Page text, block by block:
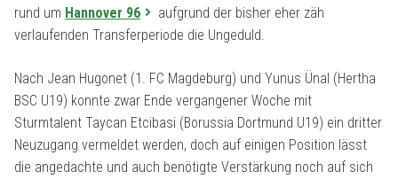
rund um Hannover 96
aufgrund der bisher eher zäh
verlaufenden Transferperiode die Ungeduld.
Nach Jean Hugonet (1. FC Magdeburg) und Yunus Ünal (Hertha
BSC U19) konnte zwar Ende vergangener Woche mit
Sturmtalent Taycan Etcibasi (Borussia Dortmund U19) ein dritter
Neuzugang vermeldet werden, doch auf einigen Position lässt
die angedachte und auch benötigte Verstärkung noch auf sich